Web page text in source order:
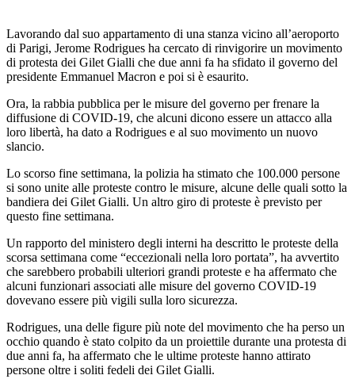
Lavorando dal suo appartamento di una stanza vicino all’aeroporto
di Parigi, Jerome Rodrigues ha cercato di rinvigorire un movimento
di protesta dei Gilet Gialli che due anni fa ha sfidato il governo del
presidente Emmanuel Macron e poi si è esaurito.
Ora, la rabbia pubblica per le misure del governo per frenare la
diffusione di COVID-19, che alcuni dicono essere un attacco alla
loro libertà, ha dato a Rodrigues e al suo movimento un nuovo
slancio.
Lo scorso fine settimana, la polizia ha stimato che 100.000 persone
si sono unite alle proteste contro le misure, alcune delle quali sotto la
bandiera dei Gilet Gialli. Un altro giro di proteste è previsto per
questo fine settimana.
Un rapporto del ministero degli interni ha descritto le proteste della
scorsa settimana come “eccezionali nella loro portata”, ha avvertito
che sarebbero probabili ulteriori grandi proteste e ha affermato che
alcuni funzionari associati alle misure del governo COVID-19
dovevano essere più vigili sulla loro sicurezza.
Rodrigues, una delle figure più note del movimento che ha perso un
occhio quando è stato colpito da un proiettile durante una protesta di
due anni fa, ha affermato che le ultime proteste hanno attirato
persone oltre i soliti fedeli dei Gilet Gialli.